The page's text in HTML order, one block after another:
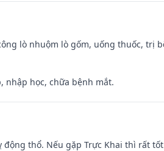
lò nhuộm lò gốm, uống thuốc, trị
nhập học, chữa bệnh mắt.
thổ. Nếu gặp Trực Khai thì rất